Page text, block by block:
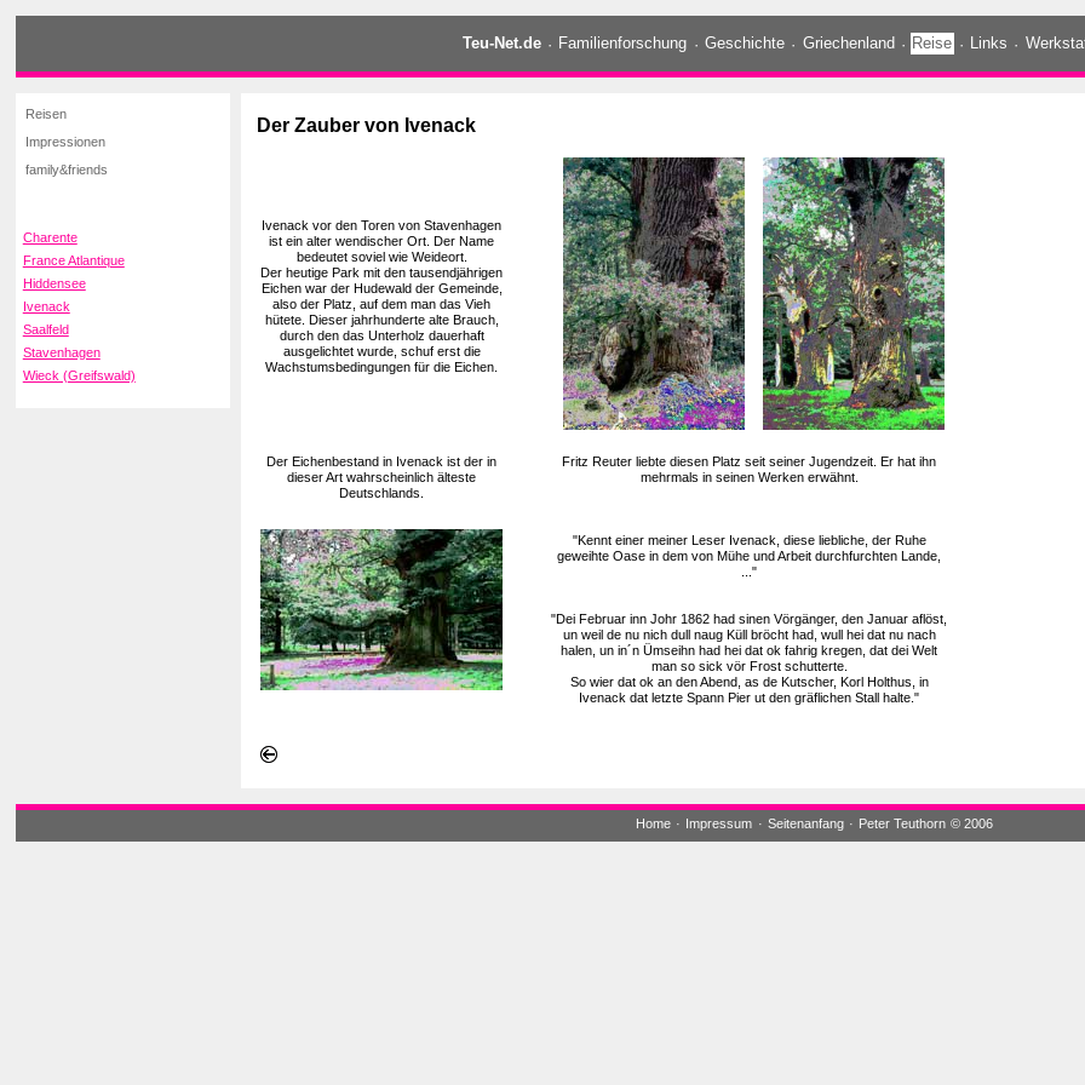
Teu-Net.de · Familienforschung · Geschichte · Griechenland · Reise · Links ·
Reisen
Impressionen
family&friends
Charente
France Atlantique
Hiddensee
Ivenack
Saalfeld
Stavenhagen
Wieck (Greifswald)
Der Zauber von Ivenack
Ivenack vor den Toren von Stavenhagen
ist ein alter wendischer Ort. Der Name
bedeutet soviel wie Weideort.
Der heutige Park mit den tausendjährigen
Eichen war der Hudewald der Gemeinde,
also der Platz, auf dem man das Vieh
hütete. Dieser jahrhunderte alte Brauch,
durch den das Unterholz dauerhaft
ausgelichtet wurde, schuf erst die
Wachstumsbedingungen für die Eichen.
Der Eichenbestand in Ivenack ist der in
dieser Art wahrscheinlich älteste
Deutschlands.
Fritz Reuter liebte diesen Platz seit seiner Jugendzeit. Er hat ihn
mehrmals in seinen Werken erwähnt.
"Kennt einer meiner Leser Ivenack, diese liebliche, der Ruhe
geweihte Oase in dem von Mühe und Arbeit durchfurchten Lande,
..."
"Dei Februar inn Johr 1862 had sinen Vörgänger, den Januar aflöst,
un weil de nu nich dull naug Küll bröcht had, wull hei dat nu nach
halen, un in´n Ümseihn had hei dat ok fahrig kregen, dat dei Welt
man so sick vör Frost schutterte.
So wier dat ok an den Abend, as de Kutscher, Korl Holthus, in
Ivenack dat letzte Spann Pier ut den gräflichen Stall halte."
Home · Impressum · Seitenanfang · Peter Teuthorn © 2006